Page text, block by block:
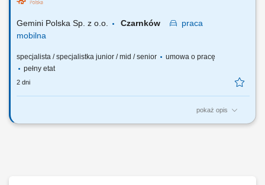
każdemu Pacjentowi możesz poświęcić tyle czasu, ile potrzebujesz i to
Gemini Polska Sp. z o.o. Czarnków
praca
mobilna
specjalista / specjalistka junior / mid / senior
umowa o pracę
pełny etat
2 dni
pokaż opis
Czego możesz się spodziewać? dynamiki pracy – z jednej strony